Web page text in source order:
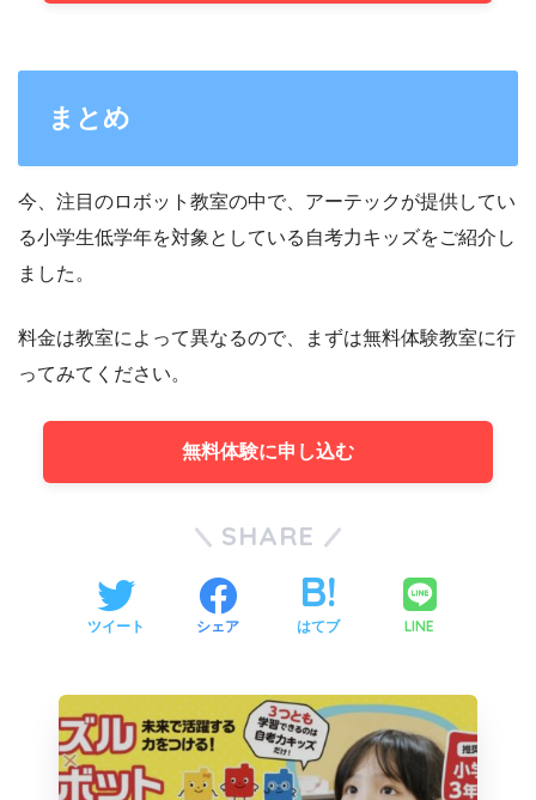
まとめ
今、注目のロボット教室の中で、アーテックが提供してい
る小学生低学年を対象としている自考力キッズをご紹介し
ました。
料金は教室によって異なるので、まずは無料体験教室に行
ってみてください。
無料体験に申し込む
SHARE
ツイート シェア はてブ LINE